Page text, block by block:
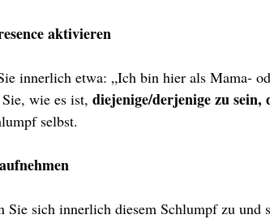
aktivieren
innerlich etwa: „Ich bin hier als Mama-
wie es ist, diejenige/derjenige zu
selbst.
Sie sich innerlich diesem Schlumpf zu und